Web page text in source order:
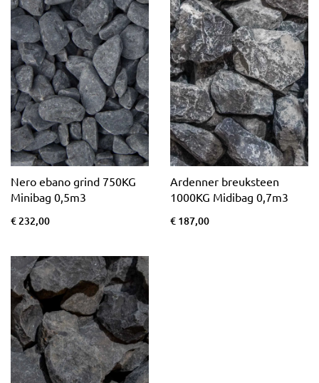
Nero ebano grind 750KG
Minibag 0,5m3
€ 232,00
Ardenner breuksteen
1000KG Midibag 0,7m3
€ 187,00